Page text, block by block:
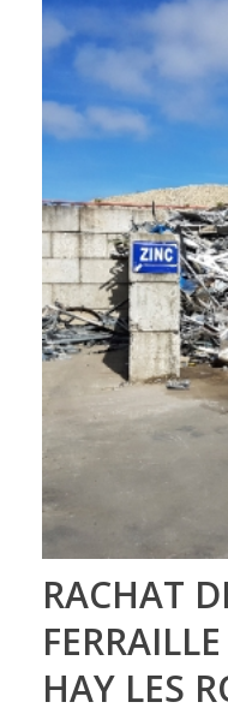
RACHAT
HAY LES